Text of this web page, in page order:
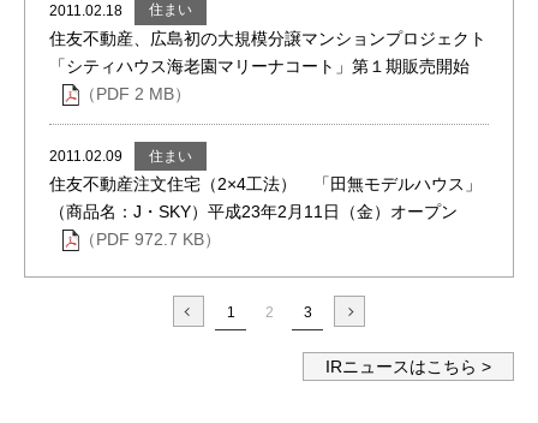
2011.02.18 住まい
住友不動産、広島初の大規模分譲マンションプロジェクト
「シティハウス海老園マリーナコート」第１期販売開始
（PDF 2 MB）
2011.02.09 住まい
住友不動産注文住宅（2×4工法） 「田無モデルハウス」
（商品名：J・SKY）平成23年2月11日（金）オープン
（PDF 972.7 KB）
1 2 3
IRニュースはこちら